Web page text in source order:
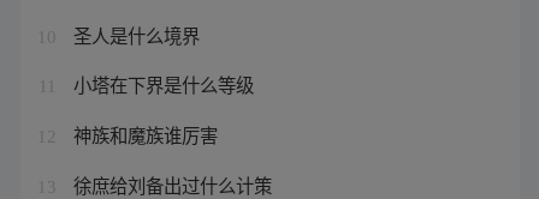
10 圣人是什么境界
小塔在下界是什么等级
12 神族和魔族谁厉害
13 徐庶给刘备出过什么计策